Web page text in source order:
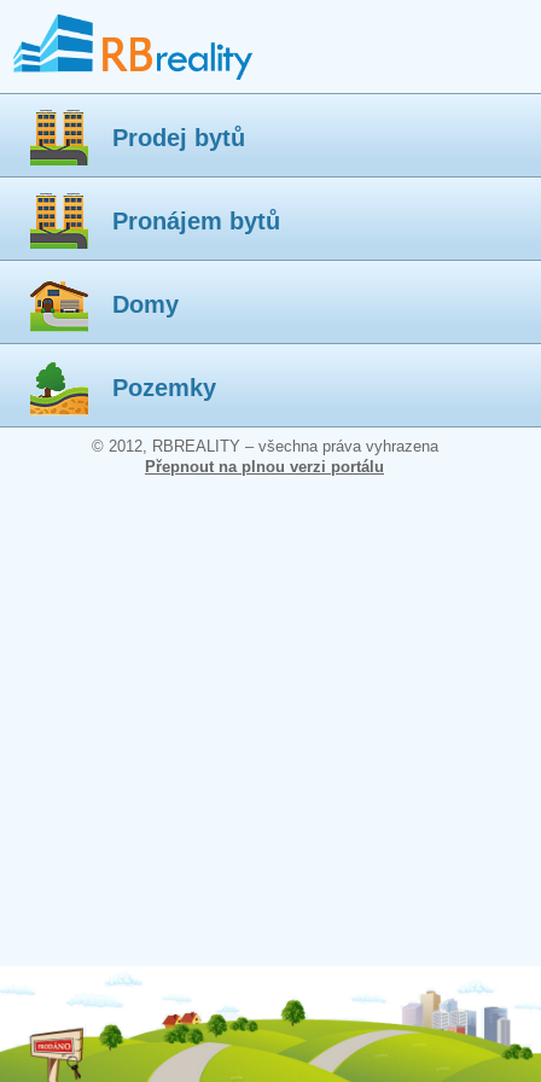
Prodej bytů
Pronájem bytů
Domy
Pozemky
© 2012, RBREALITY – všechna práva vyhrazena
Přepnout na plnou verzi portálu